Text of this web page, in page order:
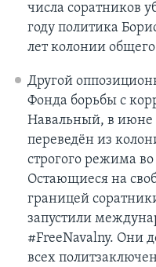
числа соратников
году политика
лет колонии
Другой
Фонда борьбы с
Навальный, в июне
переведён из
строгого режима
Остающиеся на
границей
запустили
#FreeNavalny. Они
всех